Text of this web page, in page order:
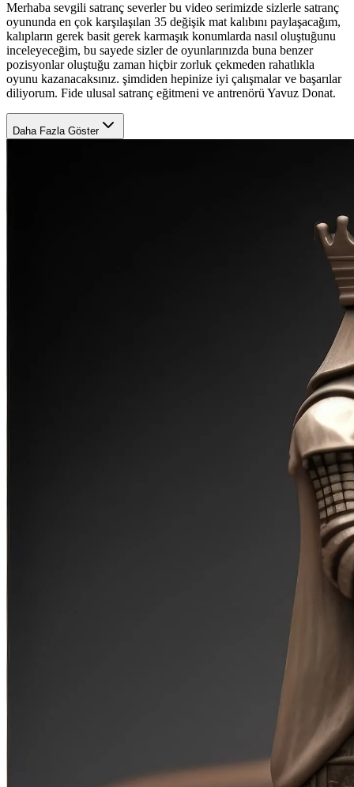
Merhaba sevgili satranç severler bu video serimizde sizlerle satranç
oyununda en çok karşılaşılan 35 değişik mat kalıbını paylaşacağım,
kalıpların gerek basit gerek karmaşık konumlarda nasıl oluştuğunu
inceleyeceğim, bu sayede sizler de oyunlarınızda buna benzer
pozisyonlar oluştuğu zaman hiçbir zorluk çekmeden rahatlıkla
oyunu kazanacaksınız. şimdiden hepinize iyi çalışmalar ve başarılar
diliyorum. Fide ulusal satranç eğitmeni ve antrenörü Yavuz Donat.
Daha Fazla Göster